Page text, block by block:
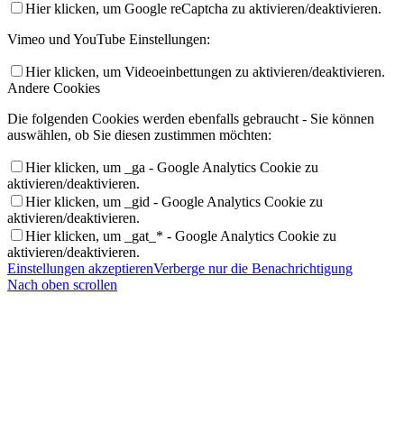
Hier klicken, um Google reCaptcha zu aktivieren/deaktivieren.
Vimeo und YouTube Einstellungen:
Hier klicken, um Videoeinbettungen zu aktivieren/deaktivieren.
Andere Cookies
Die folgenden Cookies werden ebenfalls gebraucht - Sie können
auswählen, ob Sie diesen zustimmen möchten:
Hier klicken, um _ga - Google Analytics Cookie zu
aktivieren/deaktivieren.
Hier klicken, um _gid - Google Analytics Cookie zu
aktivieren/deaktivieren.
Hier klicken, um _gat_* - Google Analytics Cookie zu
aktivieren/deaktivieren.
Einstellungen akzeptierenVerberge nur die Benachrichtigung
Nach oben scrollen